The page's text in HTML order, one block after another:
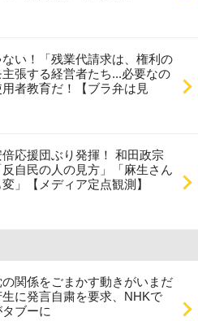
い！「残業代請求は、権利の
張する経営者たち...必要なの
者教育だ！【ブラ弁は見
応援団ぶり発揮！ 和田政宗
自民の人の見方」「麻生さん
」【メディア定点観測】
関係をごまかす動きがいまだ
に発言自粛を要求、NHKで
ブーに